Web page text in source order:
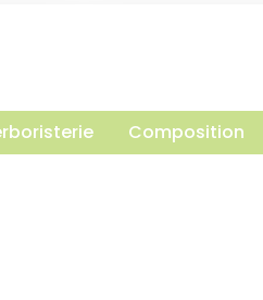
Composition